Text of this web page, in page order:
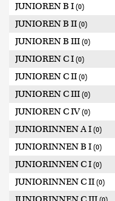
JUNIOREN B I (0)
JUNIOREN B II (0)
JUNIOREN B III (0)
JUNIOREN C I (0)
JUNIOREN C II (0)
JUNIOREN C III (0)
JUNIOREN C IV(0)
JUNIORINNEN A I (0)
JUNIORINNEN B I (0)
JUNIORINNEN C I (0)
JUNIORINNEN C II (0)